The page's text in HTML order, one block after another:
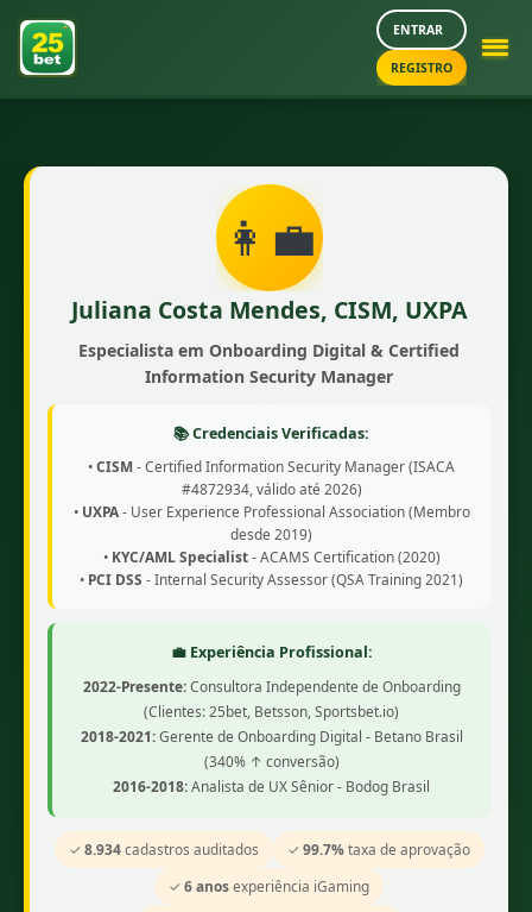
ENTRAR
REGISTRO
👩‍💼
Juliana Costa Mendes, CISM, UXPA
Especialista em Onboarding Digital & Certified
Information Security Manager
📚 Credenciais Verificadas:
•CISM- Certified Information Security Manager (ISACA
#4872934, válido até 2026)
• UXPA- User Experience Professional Association (Membro
desde 2019)
• KYC/AML Specialist- ACAMS Certification (2020)
• PCI DSS - Internal Security Assessor (QSA Training 2021)
💼 Experiência Profissional:
2022-Presente:Consultora Independente de Onboarding
(Clientes: 25bet, Betsson, Sportsbet.io)
2018-2021:Gerente de Onboarding Digital - Betano Brasil
(340% ↑ conversão)
2016-2018:Analista de UX Sênior - Bodog Brasil
✓8.934cadastros auditados ✓99.7%taxa de aprovação
✓6 anosexperiência iGaming